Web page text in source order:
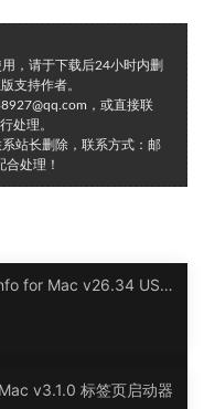
，请于下载后24小时内删
支持作者。
，或直接联
处理。
站长删除，联系方式：邮
处理！
for Mac v26.34 USB
v3.1.0 标签页启动器